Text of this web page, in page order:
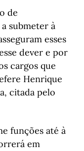
de
submeter à
esses
dever e por
cargos que
Henrique
citada pelo
funções até à
em